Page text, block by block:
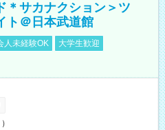
＊サカナクション＞ツ
ト＠日本武道館
人未経験OK
大学生歓迎